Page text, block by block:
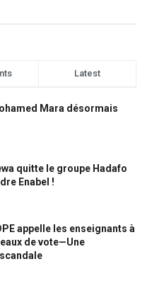
Latest
Mara désormais
quitte le groupe Hadafo
Enabel !
appelle les enseignants à
de vote—Une